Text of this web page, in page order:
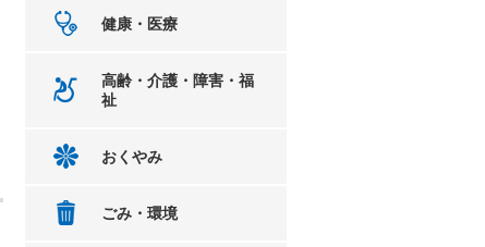
健康・医療
高齢・介護・障害・福
祉
おくやみ
ごみ・環境